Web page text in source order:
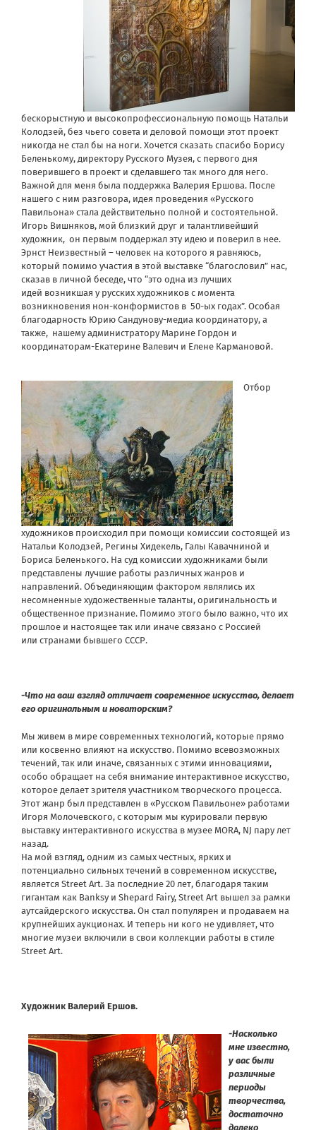
бескорыстную и высокопрофессиональную помощь Натальи
Колодзей, без чьего совета и деловой помощи этот проект
никогда не стал бы на ноги. Хочется сказать спасибо Борису
Беленькому, директору Русского Музея, с первого дня
поверившего в проект и сделавшего так много для него.
Важной для меня была поддержка Валерия Ершова. После
нашего с ним разговора, идея проведения «Русского
Павильона» стала действительно полной и состоятельной.
Игорь Вишняков, мой близкий друг и талантливейший
художник, он первым поддержал эту идею и поверил в нее.
Эрнст Неизвестный – человек на которого я равняюсь,
который помимо участия в этой выставке “благословил” нас,
сказав в личной беседе, что “это одна из лучших
идей возникшая у русских художников с момента
возникновения нон-конформистов в 50-ых годах”. Особая
благодарность Юрию Сандунову-медиа координатору, а
также, нашему администратору Марине Гордон и
координаторам-Екатерине Валевич и Елене Кармановой.
Отбор
художников происходил при помощи комиссии состоящей из
Натальи Колодзей, Регины Хидекель, Галы Кавачниной и
Бориса Беленького. На суд комиссии художниками были
представлены лучшие работы различных жанров и
направлений. Объединяющим фактором являлись их
несомненные художественные таланты, оригинальность и
общественное признание. Помимо этого было важно, что их
прошлое и настоящее так или иначе связано с Россией
или странами бывшего СССР.
-Что на ваш взгляд отличает современное искусство, делает
его оригинальным и новаторским?
Мы живем в мире современных технологий, которые прямо
или косвенно влияют на искусство. Помимо всевозможных
течений, так или иначе, связанных с этими инновациями,
особо обращает на себя внимание интерактивное искусство,
которое делает зрителя участником творческого процесса.
Этот жанр был представлен в «Русском Павильоне» работами
Игоря Молочевского, с которым мы курировали первую
выставку интерактивного искусства в музее MORA, NJ пару лет
назад.
На мой взгляд, одним из самых честных, ярких и
потенциально сильных течений в современном искусстве,
является Street Art. За последние 20 лет, благодаря таким
гигантам как Banksy и Shepard Fairy, Street Art вышел за рамки
аутсайдерского искусства. Он стал популярен и продаваем на
крупнейших аукционах. И теперь ни кого не удивляет, что
многие музеи включили в свои коллекции работы в стиле
Street Art.
Художник Валерий Ершов.
-Насколько
мне известно,
у вас были
различные
периоды
творчества,
достаточно
далеко